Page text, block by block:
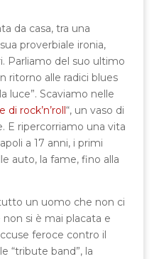
da casa, tra una
proverbiale ironia,
Parliamo del suo ultimo
ritorno alle radici blues
luce”. Scaviamo nelle
di rock’n’roll “, un vaso di
E ripercorriamo una vita
a 17 anni, i primi
auto, la fame, fino alla
un uomo che non ci
non si è mai placata e
feroce contro il
“tribute band”, la